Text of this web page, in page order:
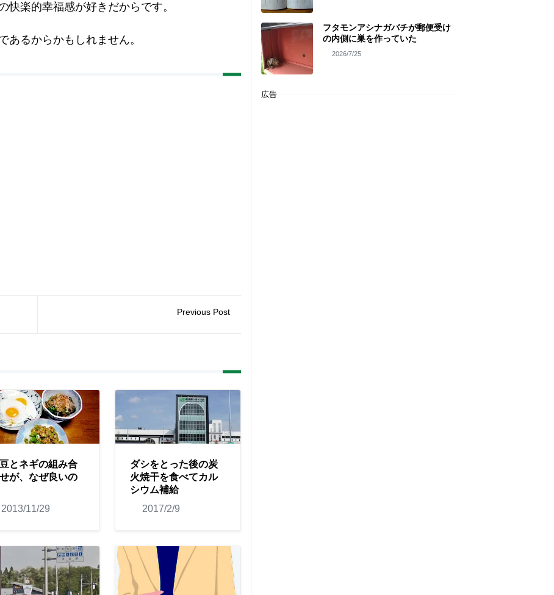
快楽的幸福感が好きだからです。
あるからかもしれません。
Previous Post
とネギの組み合
が、なぜ良いの
2013/11/29
ダシをとった後の炭
火焼干を食べてカル
シウム補給
2017/2/9
フタモンアシナガバチが郵便受け
の内側に巣を作っていた
2026/7/25
広告